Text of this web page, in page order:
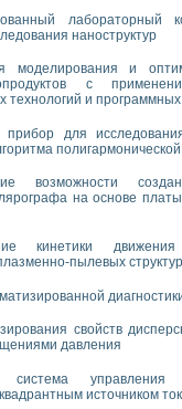
лабораторный
наноструктур
моделирования и
с
и программных
прибор для
возможности
на основе
кинетики
пылевых
свойств
давления
система управления
источником